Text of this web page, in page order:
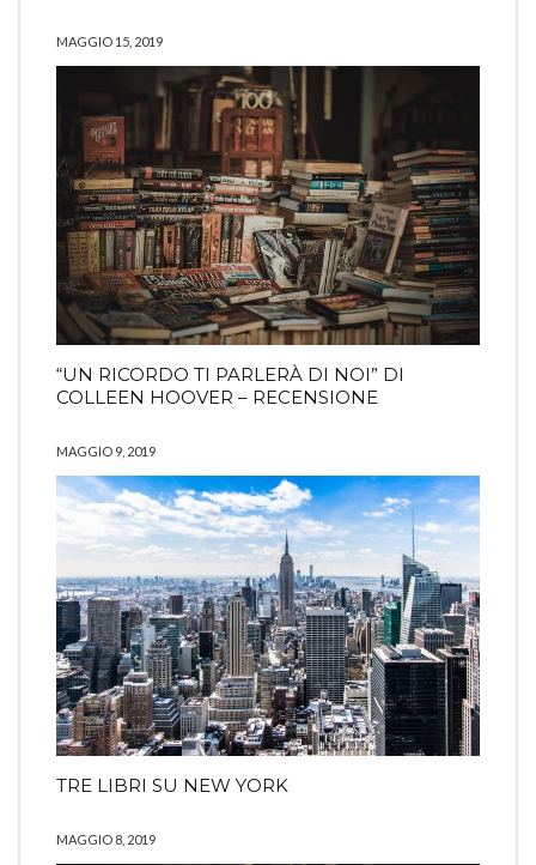
MAGGIO 15, 2019
“UN RICORDO TI PARLERÀ DI NOI” DI
COLLEEN HOOVER – RECENSIONE
MAGGIO 9, 2019
TRE LIBRI SU NEW YORK
MAGGIO 8, 2019